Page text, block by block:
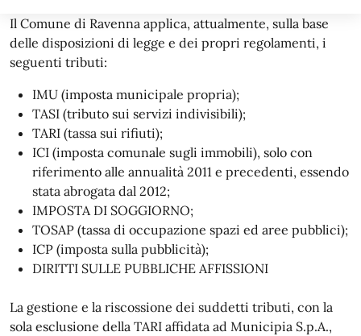
Il Comune di Ravenna applica, attualmente, sulla base
delle disposizioni di legge e dei propri regolamenti, i
seguenti tributi:
IMU (imposta municipale propria);
TASI (tributo sui servizi indivisibili);
TARI (tassa sui rifiuti);
ICI (imposta comunale sugli immobili), solo con
riferimento alle annualità 2011 e precedenti, essendo
stata abrogata dal 2012;
IMPOSTA DI SOGGIORNO;
TOSAP (tassa di occupazione spazi ed aree pubblici);
ICP (imposta sulla pubblicità);
DIRITTI SULLE PUBBLICHE AFFISSIONI
La gestione e la riscossione dei suddetti tributi, con la
sola esclusione della TARI affidata ad Municipia S.p.A.,